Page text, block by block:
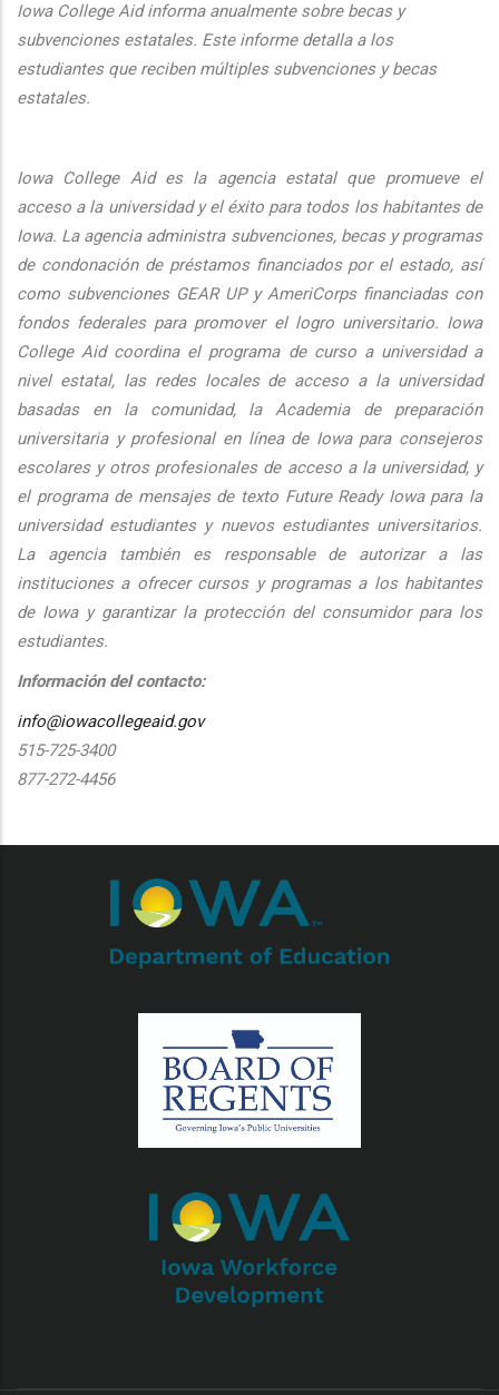
Iowa College Aid informa anualmente sobre becas y
subvenciones estatales. Este informe detalla a los
estudiantes que reciben múltiples subvenciones y becas
estatales.
Iowa College Aid es la agencia estatal que promueve el
acceso a la universidad y el éxito para todos los habitantes de
Iowa. La agencia administra subvenciones, becas y programas
de condonación de préstamos financiados por el estado, así
como subvenciones GEAR UP y AmeriCorps financiadas con
fondos federales para promover el logro universitario. Iowa
College Aid coordina el programa de curso a universidad a
nivel estatal, las redes locales de acceso a la universidad
basadas en la comunidad, la Academia de preparación
universitaria y profesional en línea de Iowa para consejeros
escolares y otros profesionales de acceso a la universidad, y
el programa de mensajes de texto Future Ready Iowa para la
universidad estudiantes y nuevos estudiantes universitarios.
La agencia también es responsable de autorizar a las
instituciones a ofrecer cursos y programas a los habitantes
de Iowa y garantizar la protección del consumidor para los
estudiantes.
Información del contacto:
info@iowacollegeaid.gov
515-725-3400
877-272-4456